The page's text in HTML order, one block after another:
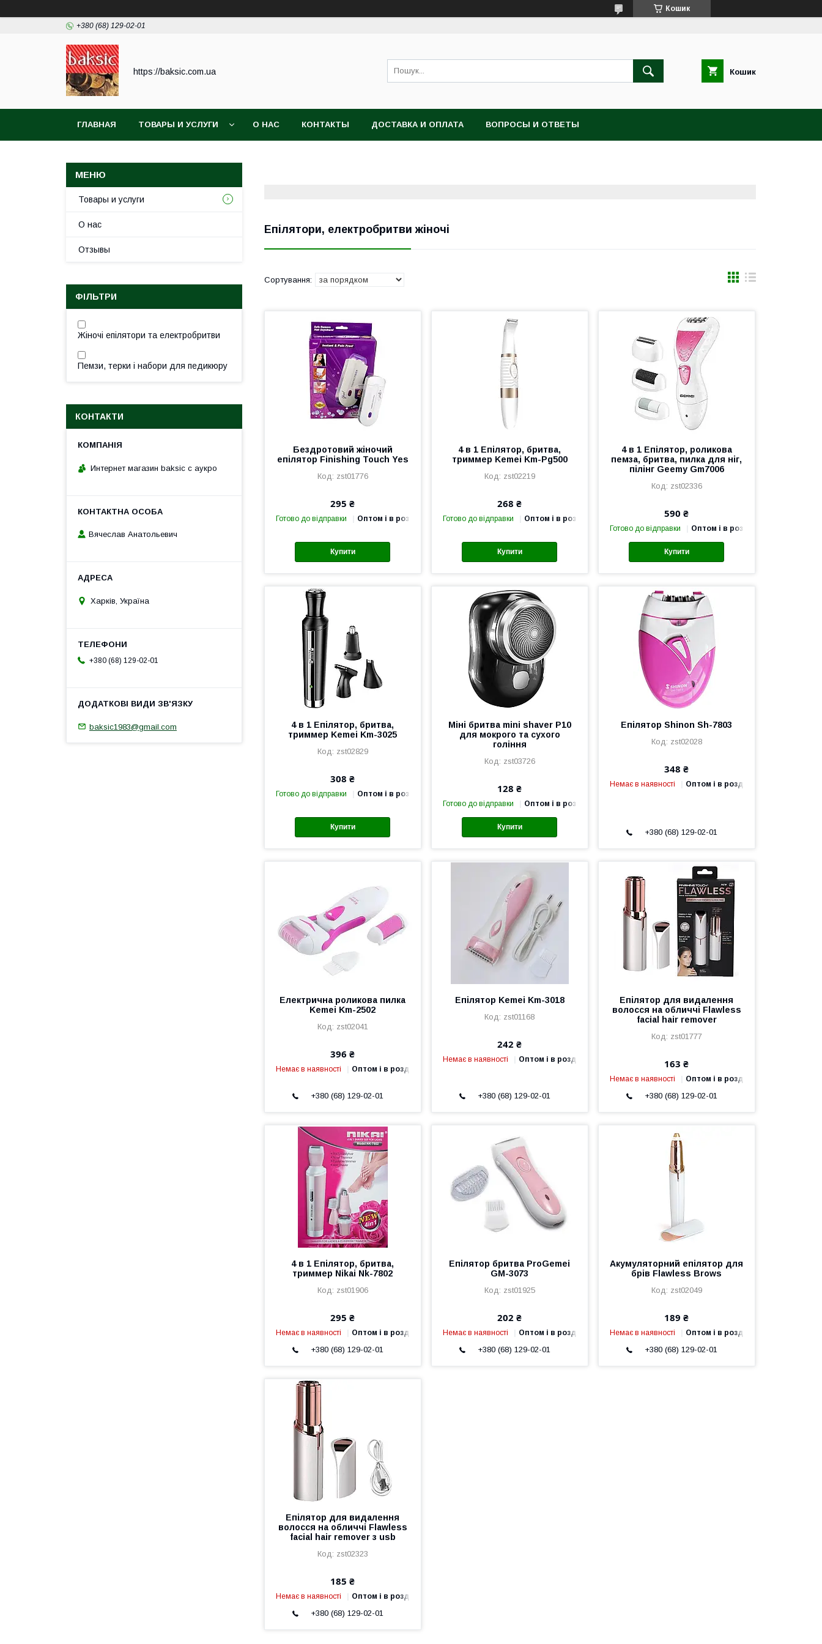
Кошик
+380 (68) 129-02-01
https://baksic.com.ua Кошик
ГЛАВНАЯ ТОВАРЫ И УСЛУГИ О НАС КОНТАКТЫ ДОСТАВКА И ОПЛАТА ВОПРОСЫ И ОТВЕТЫ
Епілятори, електробритви жіночі
Бездротовий жіночий
епілятор Finishing Touch Yes
zst01776
295 ₴
Готово до відправки Оптом і в роздріб
Купити
4 в 1 Епілятор, бритва,
триммер Kemei Km-Pg500
zst02219
268 ₴
Готово до відправки Оптом і в роздріб
Купити
4 в 1 Епілятор, роликова
пемза, бритва, пилка для ніг,
пілінг Geemy Gm7006
zst02336
590 ₴
Готово до відправки Оптом і в роздріб
Купити
4 в 1 Епілятор, бритва,
триммер Kemei Km-3025
zst02829
308 ₴
Готово до відправки Оптом і в роздріб
Купити
Міні бритва mini shaver P10
для мокрого та сухого
гоління
zst03726
128 ₴
Готово до відправки Оптом і в роздріб
Купити
Епілятор Shinon Sh-7803
zst02028
348 ₴
Немає в наявності Оптом і в роздріб
+380 (68) 129-02-01
Електрична роликова пилка
Kemei Km-2502
zst02041
396 ₴
Немає в наявності Оптом і в роздріб
+380 (68) 129-02-01
Епілятор Kemei Km-3018
zst01168
242 ₴
Немає в наявності Оптом і в роздріб
+380 (68) 129-02-01
Епілятор для видалення
волосся на обличчі Flawless
facial hair remover
zst01777
163 ₴
Немає в наявності Оптом і в роздріб
+380 (68) 129-02-01
4 в 1 Епілятор, бритва,
триммер Nikai Nk-7802
zst01906
295 ₴
Немає в наявності Оптом і в роздріб
+380 (68) 129-02-01
Епілятор бритва ProGemei
GM-3073
zst01925
202 ₴
Немає в наявності Оптом і в роздріб
+380 (68) 129-02-01
Акумуляторний епілятор для
брів Flawless Brows
zst02049
189 ₴
Немає в наявності Оптом і в роздріб
+380 (68) 129-02-01
Епілятор для видалення
волосся на обличчі Flawless
facial hair remover з usb
zst02323
185 ₴
Немає в наявності Оптом і в роздріб
+380 (68) 129-02-01
Товары и услуги
О нас
Отзывы
ФІЛЬТРИ
Жіночі епілятори та електробритви
Пемзи, терки і набори для педикюру
КОНТАКТИ
Интернет магазин baksic с аукро
Вячеслав Анатольевич
Харків, Україна
+380 (68) 129-02-01
baksic1983@gmail.com